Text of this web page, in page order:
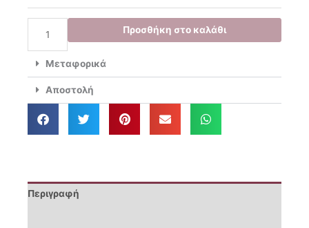
Βρεφικό
Μακρυμάνικο
Σαλιγκάρι
ποσότητα
Προσθήκη στο καλάθι
Μεταφορικά
Αποστολή
Περιγραφή